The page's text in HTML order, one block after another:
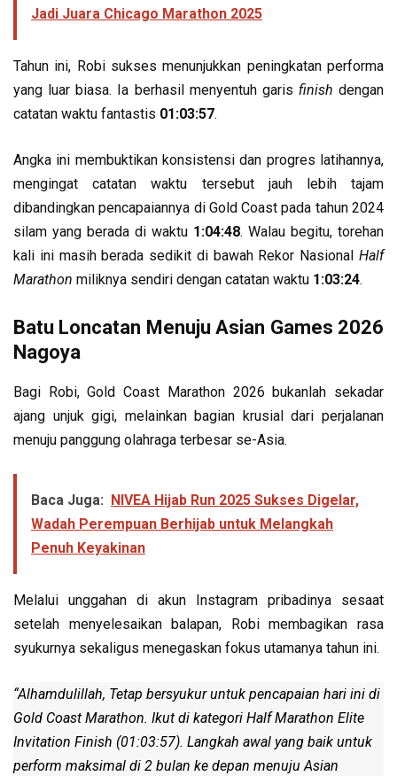
Jadi Juara Chicago Marathon 2025
Tahun ini, Robi sukses menunjukkan peningkatan performa
yang luar biasa. Ia berhasil menyentuh garis finish dengan
catatan waktu fantastis 01:03:57.
Angka ini membuktikan konsistensi dan progres latihannya,
mengingat catatan waktu tersebut jauh lebih tajam
dibandingkan pencapaiannya di Gold Coast pada tahun 2024
silam yang berada di waktu 1:04:48. Walau begitu, torehan
kali ini masih berada sedikit di bawah Rekor Nasional Half
Marathon miliknya sendiri dengan catatan waktu 1:03:24.
Batu Loncatan Menuju Asian Games 2026
Nagoya
Bagi Robi, Gold Coast Marathon 2026 bukanlah sekadar
ajang unjuk gigi, melainkan bagian krusial dari perjalanan
menuju panggung olahraga terbesar se-Asia.
Baca Juga: NIVEA Hijab Run 2025 Sukses Digelar,
Wadah Perempuan Berhijab untuk Melangkah
Penuh Keyakinan
Melalui unggahan di akun Instagram pribadinya sesaat
setelah menyelesaikan balapan, Robi membagikan rasa
syukurnya sekaligus menegaskan fokus utamanya tahun ini.
“Alhamdulillah, Tetap bersyukur untuk pencapaian hari ini di
Gold Coast Marathon. Ikut di kategori Half Marathon Elite
Invitation Finish (01:03:57). Langkah awal yang baik untuk
perform maksimal di 2 bulan ke depan menuju Asian